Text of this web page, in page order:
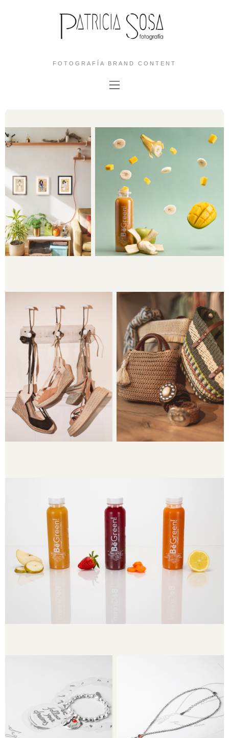
FOTOGRAFÍA BRAND CONTENT